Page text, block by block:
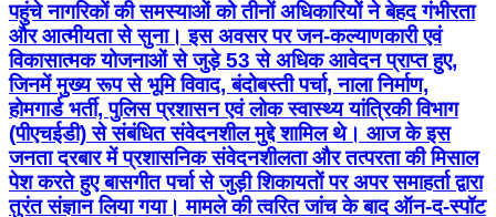
पहुंचे नागरिकों की समस्याओं को तीनों अधिकारियों ने बेहद गंभीरता
और आत्मीयता से सुना। इस अवसर पर जन-कल्याणकारी एवं
विकासात्मक योजनाओं से जुड़े 53 से अधिक आवेदन प्राप्त हुए,
जिनमें मुख्य रूप से भूमि विवाद, बंदोबस्ती पर्चा, नाला निर्माण,
होमगार्ड भर्ती, पुलिस प्रशासन एवं लोक स्वास्थ्य यांत्रिकी विभाग
(पीएचईडी) से संबंधित संवेदनशील मुद्दे शामिल थे। आज के इस
जनता दरबार में प्रशासनिक संवेदनशीलता और तत्परता की मिसाल
पेश करते हुए बासगीत पर्चा से जुड़ी शिकायतों पर अपर समाहर्ता द्वारा
तुरंत संज्ञान लिया गया। मामले की त्वरित जांच के बाद ऑन-द-स्पॉट